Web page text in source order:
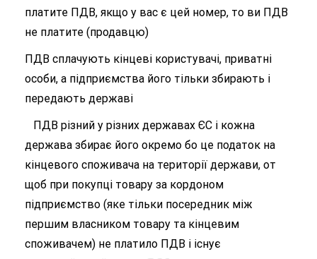
платите ПДВ, якщо у вас є цей номер, то ви ПДВ
не платите (продавцю)
ПДВ сплачують кінцеві користувачі, приватні
особи, а підприємства його тільки збирають і
передають державі
ПДВ різний у різних державах ЄС і кожна
держава збирає його окремо бо це податок на
кінцевого споживача на території держави, от
щоб при покупці товару за кордоном
підприємство (яке тільки посередник між
першим власником товару та кінцевим
споживачем) не платило ПДВ і існує